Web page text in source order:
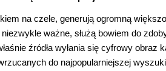
na czele, generują ogromną
ważne, służą bowiem do
źródła wyłania się cyfrowy
do najpopularniejszej